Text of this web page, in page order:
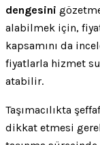
dengesini
alabilmek için,
kapsamını da
fiyatlarla hizmet
atabilir.
Taşımacılıkta
dikkat etmesi